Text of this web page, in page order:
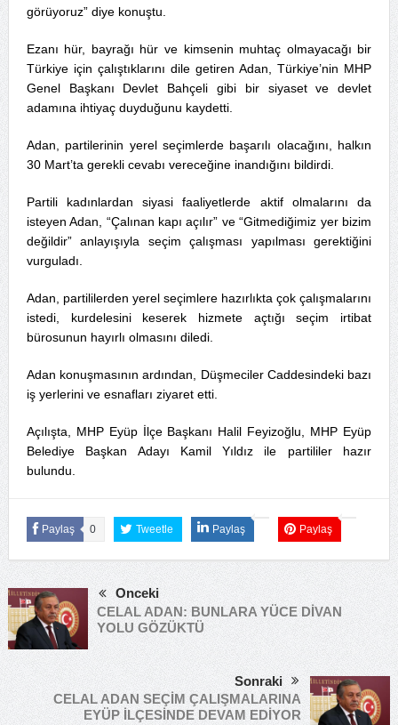
görüyoruz” diye konuştu.
Ezanı hür, bayrağı hür ve kimsenin muhtaç olmayacağı bir
Türkiye için çalıştıklarını dile getiren Adan, Türkiye’nin MHP
Genel Başkanı Devlet Bahçeli gibi bir siyaset ve devlet
adamına ihtiyaç duyduğunu kaydetti.
Adan, partilerinin yerel seçimlerde başarılı olacağını, halkın
30 Mart’ta gerekli cevabı vereceğine inandığını bildirdi.
Partili kadınlardan siyasi faaliyetlerde aktif olmalarını da
isteyen Adan, “Çalınan kapı açılır” ve “Gitmediğimiz yer bizim
değildir” anlayışıyla seçim çalışması yapılması gerektiğini
vurguladı.
Adan, partililerden yerel seçimlere hazırlıkta çok çalışmalarını
istedi, kurdelesini keserek hizmete açtığı seçim irtibat
bürosunun hayırlı olmasını diledi.
Adan konuşmasının ardından, Düşmeciler Caddesindeki bazı
iş yerlerini ve esnafları ziyaret etti.
Açılışta, MHP Eyüp İlçe Başkanı Halil Feyizoğlu, MHP Eyüp
Belediye Başkan Adayı Kamil Yıldız ile partililer hazır
bulundu.
Paylaş 0 Tweetle Paylaş Paylaş
Önceki
CELAL ADAN: BUNLARA YÜCE DİVAN
YOLU GÖZÜKTÜ
Sonraki
CELAL ADAN SEÇİM ÇALIŞMALARINA
EYÜP İLÇESİNDE DEVAM EDİYOR